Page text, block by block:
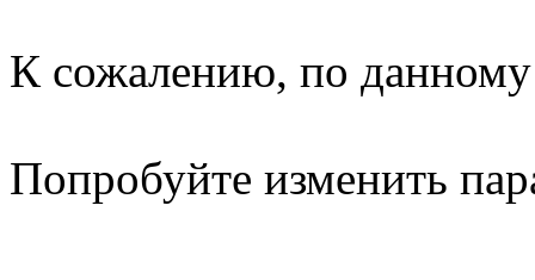
К сожалению, по данному
Попробуйте изменить